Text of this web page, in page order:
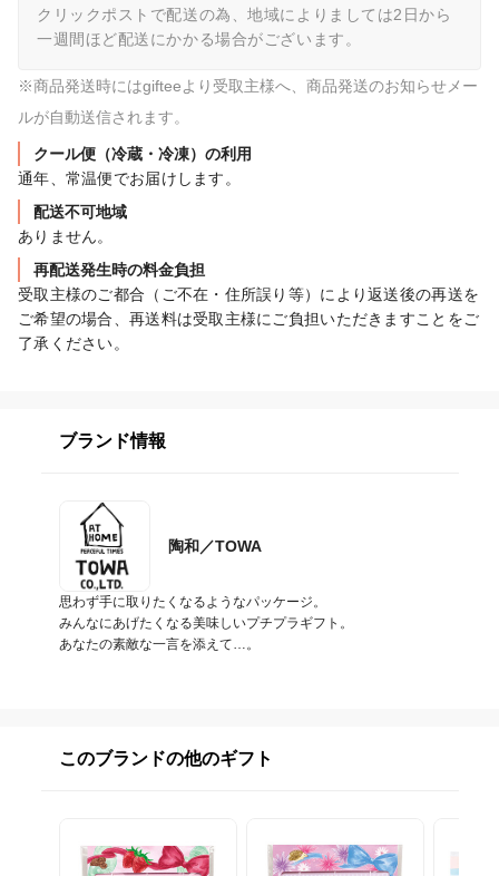
クリックポストで配送の為、地域によりましては2日から
一週間ほど配送にかかる場合がございます。
※商品発送時にはgifteeより受取主様へ、商品発送のお知らせメー
ルが自動送信されます。
クール便（冷蔵・冷凍）の利用
通年、常温便でお届けします。
配送不可地域
ありません。
再配送発生時の料金負担
受取主様のご都合（ご不在・住所誤り等）により返送後の再送を
ご希望の場合、再送料は受取主様にご負担いただきますことをご
了承ください。
ブランド情報
陶和／TOWA
思わず手に取りたくなるようなパッケージ。
みんなにあげたくなる美味しいプチプラギフト。
あなたの素敵な一言を添えて…。
このブランドの他のギフト